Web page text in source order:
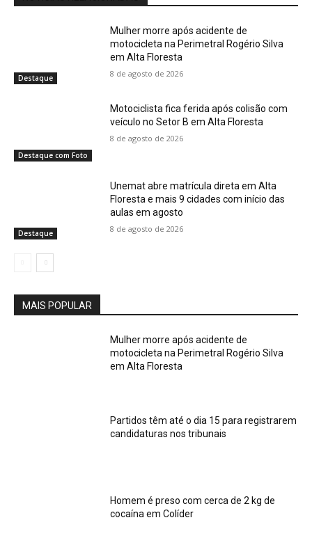
Destaque
Mulher morre após acidente de
motocicleta na Perimetral Rogério Silva
em Alta Floresta
8 de agosto de 2026
Destaque com Foto
Motociclista fica ferida após colisão com
veículo no Setor B em Alta Floresta
8 de agosto de 2026
Destaque
Unemat abre matrícula direta em Alta
Floresta e mais 9 cidades com início das
aulas em agosto
8 de agosto de 2026
MAIS POPULAR
Mulher morre após acidente de
motocicleta na Perimetral Rogério Silva
em Alta Floresta
Partidos têm até o dia 15 para registrarem
candidaturas nos tribunais
Homem é preso com cerca de 2 kg de
cocaína em Colíder